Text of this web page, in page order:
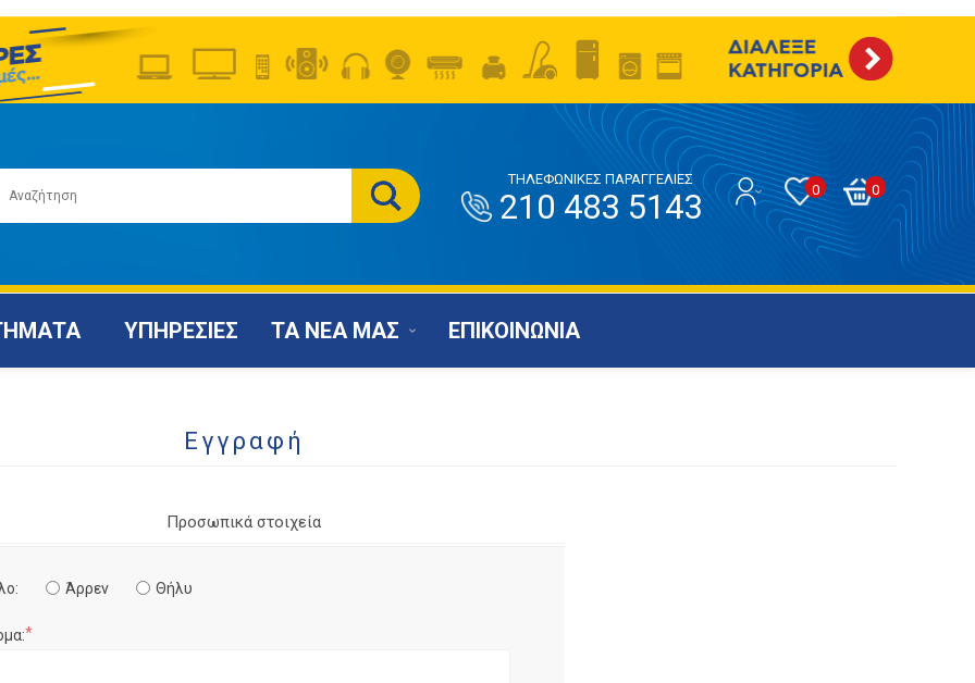
0
0
ΤΗΛΕΦΩΝΙΚΕΣ ΠΑΡΑΓΓΕΛΙΕΣ
210 483 5143
ΥΠΗΡΕΣΙΕΣ ΤΑ ΝΕΑ ΜΑΣ ΕΠΙΚΟΙΝΩΝΙΑ
Εγγραφή
Προσωπικά στοιχεία
Άρρεν Θήλυ
*